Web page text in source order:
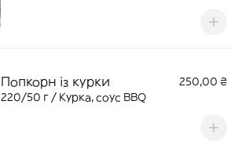
Попкорн із курки
250,00 ₴
220/50 г / Курка, соус BBQ